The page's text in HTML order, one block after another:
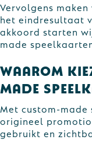
Vervolgens
het eindresultaat
akkoord starten
made
Waarom
made
Met custom-made
origineel
gebruikt en